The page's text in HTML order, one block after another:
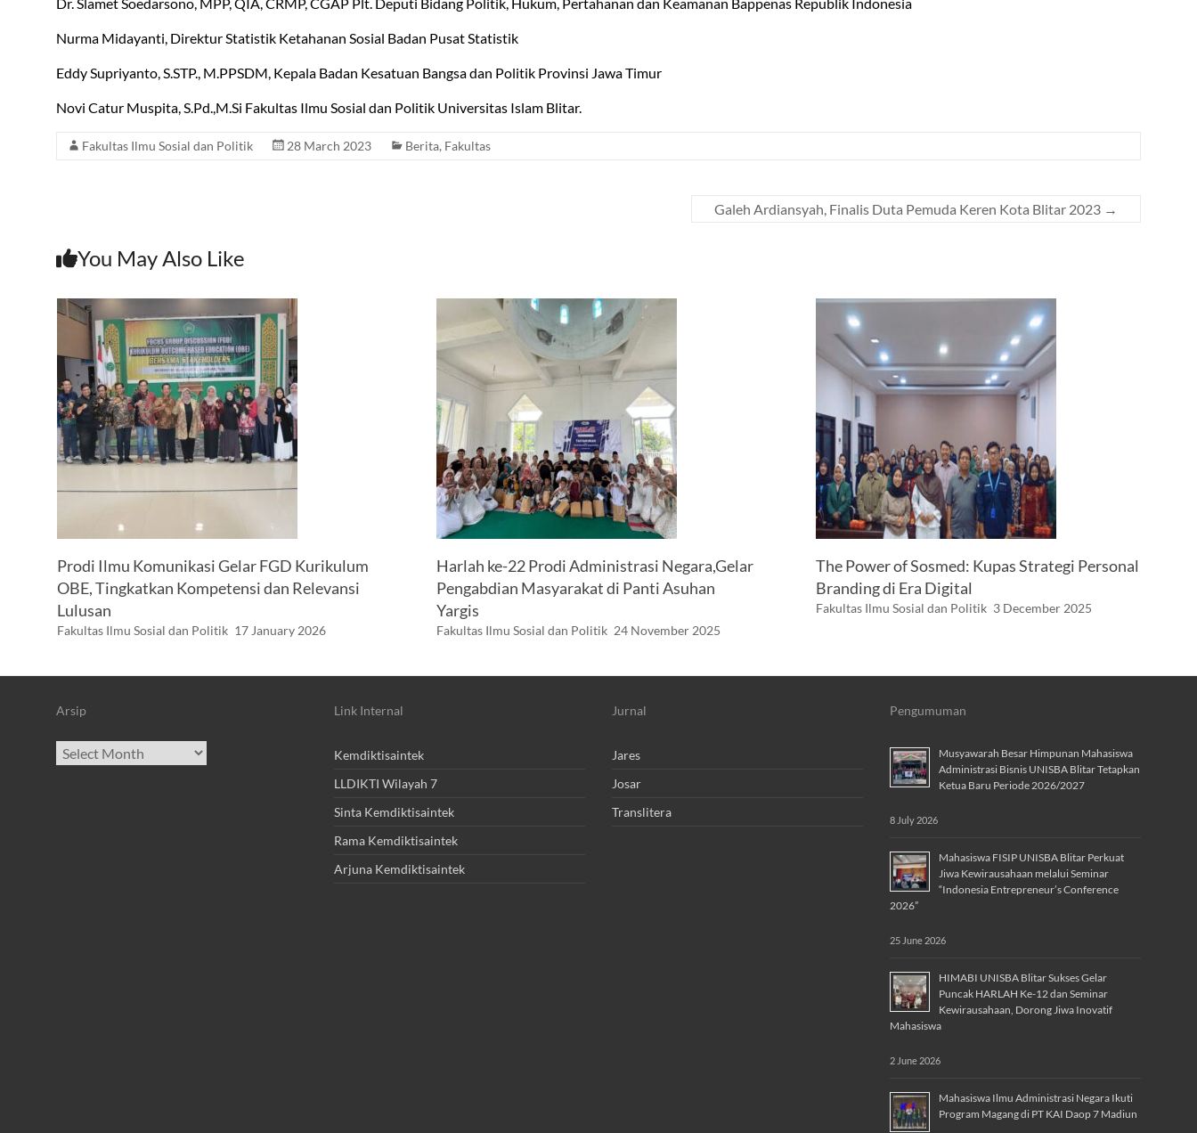
Nurma Midayanti, Direktur Statistik Ketahanan Sosial Badan Pusat Statistik
Eddy Supriyanto, S.STP., M.PPSDM, Kepala Badan Kesatuan Bangsa dan Politik Provinsi Jawa Timur
Novi Catur Muspita, S.Pd.,M.Si Fakultas Ilmu Sosial dan Politik Universitas Islam Blitar.
Fakultas Ilmu Sosial dan Politik 28 March 2023 Berita, Fakultas
Galeh Ardiansyah, Finalis Duta Pemuda Keren Kota Blitar 2023 →
You May Also Like
Prodi Ilmu Komunikasi Gelar FGD Kurikulum
OBE, Tingkatkan Kompetensi dan Relevansi
Lulusan
Fakultas Ilmu Sosial dan Politik 17 January 2026
Harlah ke-22 Prodi Administrasi Negara,Gelar
Pengabdian Masyarakat di Panti Asuhan
Yargis
Fakultas Ilmu Sosial dan Politik 24 November 2025
The Power of Sosmed: Kupas Strategi Personal
Branding di Era Digital
Fakultas Ilmu Sosial dan Politik 3 December 2025
Arsip
Archives
Link Internal
Kemdiktisaintek
LLDIKTI Wilayah 7
Sinta Kemdiktisaintek
Rama Kemdiktisaintek
Arjuna Kemdiktisaintek
Jurnal
Jares
Josar
Translitera
Pengumuman
Musyawarah Besar Himpunan Mahasiswa
Administrasi Bisnis UNISBA Blitar Tetapkan
Ketua Baru Periode 2026/2027
8 July 2026
Mahasiswa FISIP UNISBA Blitar Perkuat
Jiwa Kewirausahaan melalui Seminar
“Indonesia Entrepreneur’s Conference
2026”
25 June 2026
HIMABI UNISBA Blitar Sukses Gelar
Puncak HARLAH Ke-12 dan Seminar
Kewirausahaan, Dorong Jiwa Inovatif
Mahasiswa
2 June 2026
Mahasiswa Ilmu Administrasi Negara Ikuti
Program Magang di PT KAI Daop 7 Madiun